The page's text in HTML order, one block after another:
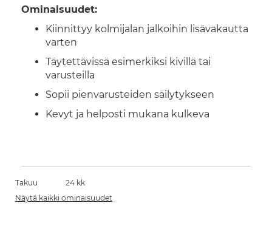
Ominaisuudet:
Kiinnittyy kolmijalan jalkoihin lisävakautta
varten
Täytettävissä esimerkiksi kivillä tai
varusteilla
Sopii pienvarusteiden säilytykseen
Kevyt ja helposti mukana kulkeva
Takuu
24 kk
Näytä kaikki ominaisuudet